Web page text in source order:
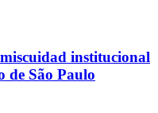
institucional
de São Paulo